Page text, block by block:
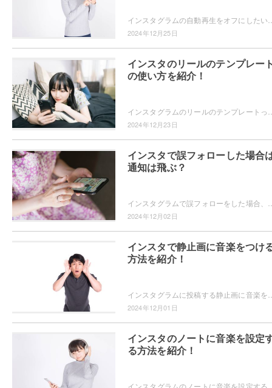
2024年12月25日
インスタのリールのテンプレー
の使い方を紹介！
2024年12月23日
インスタで誤フォローした場合
通知は飛ぶ？
2024年12月02日
インスタで静止画に音楽をつけ
方法を紹介！
2024年12月01日
インスタのノートに音楽を設定
る方法を紹介！